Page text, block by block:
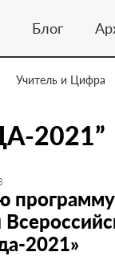
Блог
Учитель и Цифра
2021”
2021»